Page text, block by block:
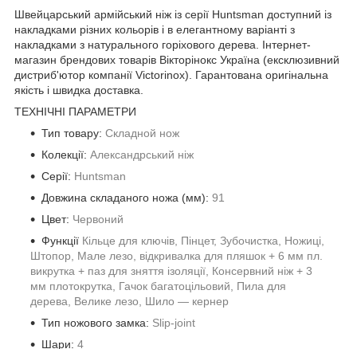
Швейцарський армійський ніж із серії Huntsman доступний із
накладками різних кольорів і в елегантному варіанті з
накладками з натурального горіхового дерева. Інтернет-
магазин брендових товарів Вікторінокс Україна (ексклюзивний
дистриб'ютор компанії Victorinox). Гарантована оригінальна
якість і швидка доставка.
ТЕХНІЧНІ ПАРАМЕТРИ
Тип товару: Складной нож
Колекції: Александрський ніж
Серії: Huntsman
Довжина складаного ножа (мм): 91
Цвет: Червоний
Функції Кільце для ключів, Пінцет, Зубочистка, Ножиці,
Штопор, Мале лезо, відкривалка для пляшок + 6 мм пл.
викрутка + паз для зняття ізоляції, Консервний ніж + 3
мм плотокрутка, Гачок багатоцільовий, Пила для
дерева, Велике лезо, Шило — кернер
Тип ножового замка: Slip-joint
Шари: 4